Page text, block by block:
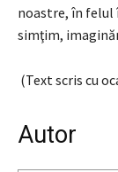
noastre, în felul
simţim,
(Text scris cu
Autor